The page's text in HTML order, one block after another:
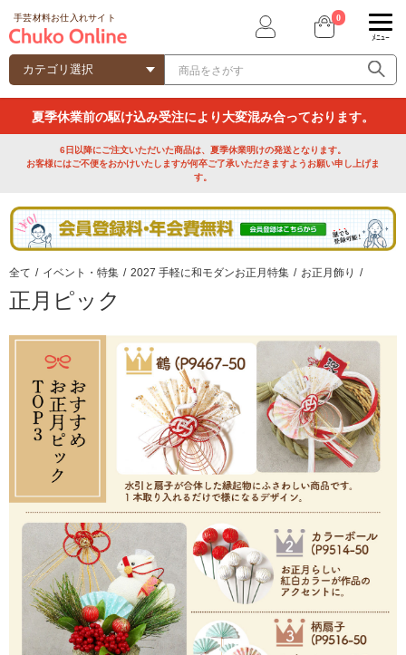
手芸材料お仕入れサイト 0
ﾒﾆｭｰ
夏季休業前の駆け込み受注により大変混み合っております。
6日以降にご注文いただいた商品は、夏季休業明けの発送となります。
お客様にはご不便をおかけいたしますが何卒ご了承いただきますようお願い申し上げま
す。
全て / イベント・特集 / 2027 手軽に和モダンお正月特集 / お正月飾り /
正月ピック